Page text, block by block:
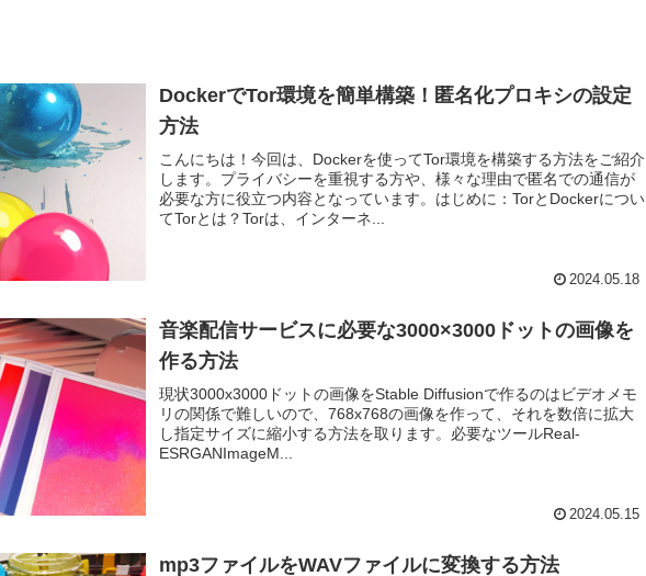
DockerでTor環境を簡単構築！匿名化プロキシの設定
方法
こんにちは！今回は、Dockerを使ってTor環境を構築する方法をご紹介
します。プライバシーを重視する方や、様々な理由で匿名での通信が
必要な方に役立つ内容となっています。はじめに：TorとDockerについ
てTorとは？Torは、インターネ...
2024.05.18
音楽配信サービスに必要な3000×3000ドットの画像を
作る方法
現状3000x3000ドットの画像をStable Diffusionで作るのはビデオメモ
リの関係で難しいので、768x768の画像を作って、それを数倍に拡大
し指定サイズに縮小する方法を取ります。必要なツールReal-
ESRGANImageM...
2024.05.15
mp3ファイルをWAVファイルに変換する方法